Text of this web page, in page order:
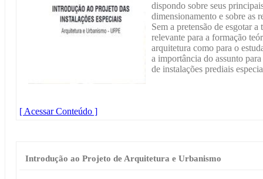
dispondo sobre seus
dimensionamento e sobre as
Sem a pretensão de esgotar
relevante para a formação
arquitetura como para o
a importância do assunto
de instalações prediais
[ Acessar Conteúdo ]
Introdução ao Projeto de Arquitetura e Urbanismo